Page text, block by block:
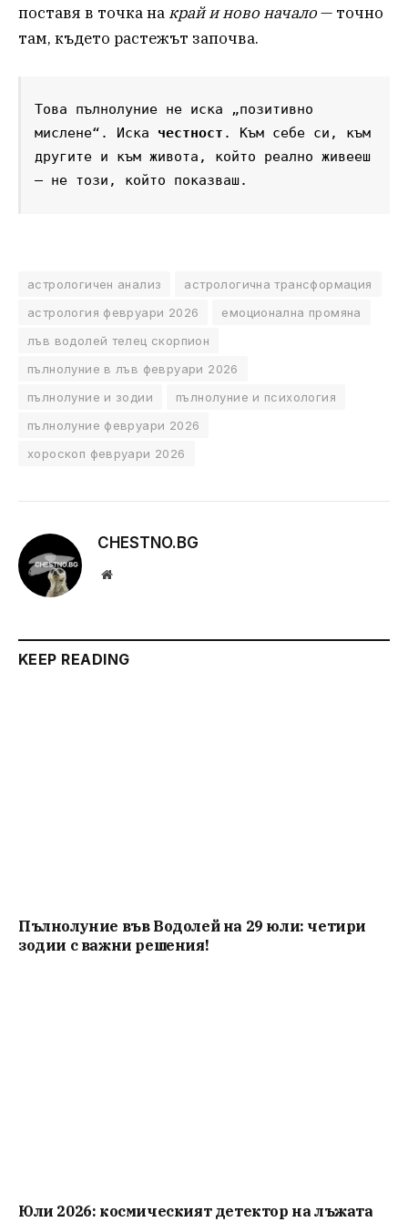
поставя в точка на край и ново начало— точно
там, където растежът започва.
Това пълнолуние не иска „позитивно
мислене“. Иска честност . Към себе си, към
другите и към живота, който реално живееш
– не този, който показваш.
астрологичен анализ
астрологична трансформация
астрология февруари 2026
емоционална промяна
лъв водолей телец скорпион
пълнолуние в лъв февруари 2026
пълнолуние и зодии
пълнолуние и психология
пълнолуние февруари 2026
хороскоп февруари 2026
CHESTNO.BG
Website
KEEP READING
Пълнолуние във Водолей на 29 юли: четири
зодии с важни решения!
Юли 2026: космическият детектор на лъжата